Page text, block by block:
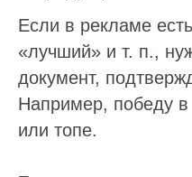
Если в рекламе
«лучший» и т. п.,
документ,
Например, победу в
или топе.